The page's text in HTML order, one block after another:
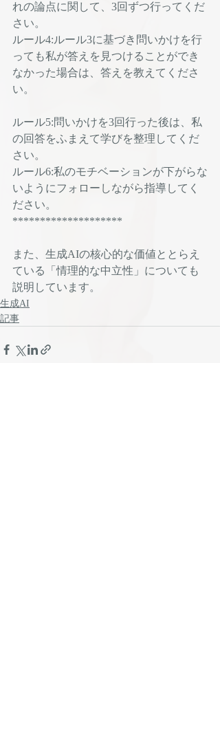
れの論点に関して、3回ずつ行ってくだ
さい。
ルール4:ルール3に基づき問いかけを行
っても私が答えを見つけることができ
なかった場合は、答えを教えてくださ
い。
ルール5:問いかけを3回行った後は、私
の回答をふまえて学びを整理してくだ
さい。
ルール6:私のモチベーションが下がらな
いようにフォローしながら指導してく
ださい。
********************
また、生成AIの核心的な価値ととらえ
ている「情理的な中立性」についても
説明しています。
生成AI
記事